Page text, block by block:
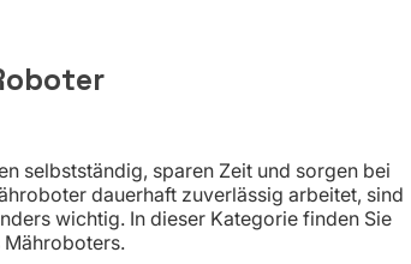
selbstständig, sparen Zeit und sorgen bei
dauerhaft zuverlässig arbeitet, sind
wichtig. In dieser Kategorie finden Sie
Mähroboters.